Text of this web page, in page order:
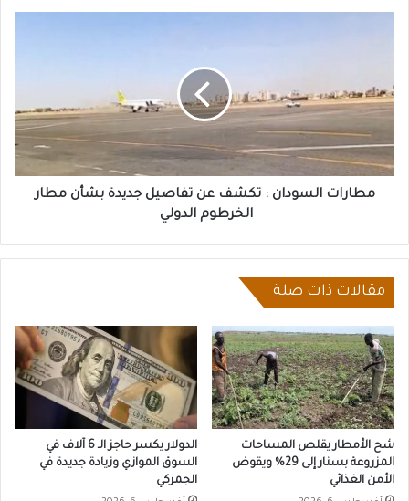
عن
تفاصيل
جديدة
بشأن
مطار
الخرطوم
مطارات السودان : تكشف عن تفاصيل جديدة بشأن مطار
الخرطوم الدولي
مقالات ذات صلة
شح الأمطار يقلص المساحات
المزروعة بسنار إلى 29% ويقوض
الأمن الغذائي
الدولار يكسر حاجز الـ 6 آلاف في
السوق الموازي وزيادة جديدة في
الجمركي